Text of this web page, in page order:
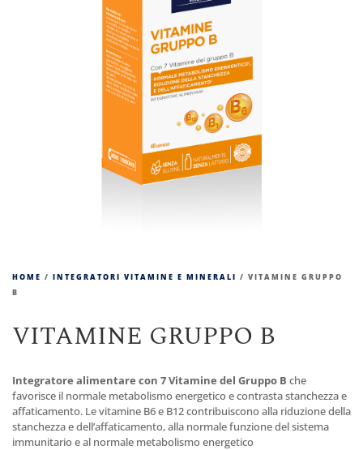
HOME / INTEGRATORI VITAMINE E MINERALI / VITAMINE GRUPPO
B
VITAMINE GRUPPO B
Integratore alimentare con 7 Vitamine del Gruppo B che
favorisce il normale metabolismo energetico e contrasta stanchezza e
affaticamento. Le vitamine B6 e B12 contribuiscono alla riduzione della
stanchezza e dell’affaticamento, alla normale funzione del sistema
immunitario e al normale metabolismo energetico